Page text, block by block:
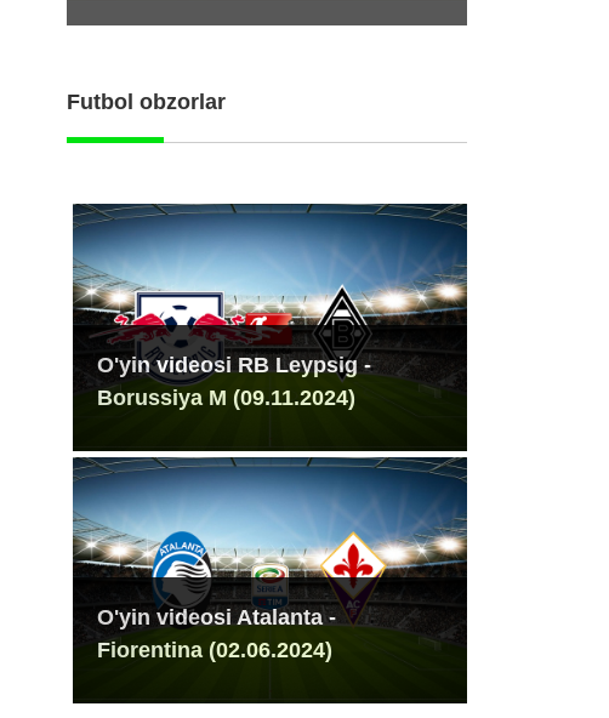
Futbol obzorlar
O'yin videosi RB Leypsig -
Borussiya M (09.11.2024)
O'yin videosi Atalanta -
Fiorentina (02.06.2024)